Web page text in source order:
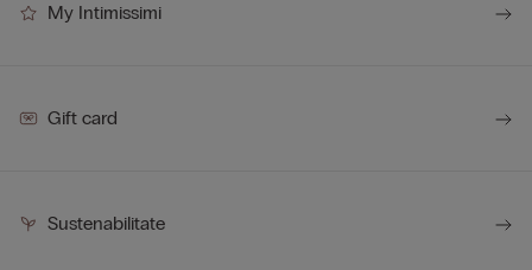
My Intimissimi
Gift card
Sustenabilitate